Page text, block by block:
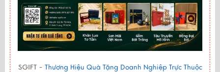
SGIFT - Thương Hiệu Quà Tặng Doanh Nghiệp Trực Thuộc